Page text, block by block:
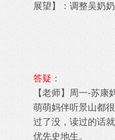
展望】：调整吴奶
答疑：
【老师】周一-苏康
萌萌妈伴听景山都
过了没，读过的话
优先史地生。